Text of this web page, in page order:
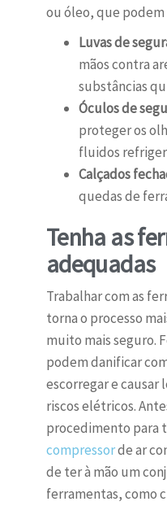
ou óleo, que podem
Luvas de
mãos contra
substâncias
Óculos de
proteger os
fluidos
Calçados
quedas de
Tenha as
adequadas
Trabalhar com as
torna o processo
muito mais seguro.
podem danificar
escorregar e causar
riscos elétricos.
procedimento para
compressorde ar
de ter à mão um
ferramentas, como